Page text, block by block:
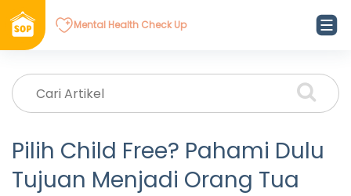
Mental Health Check Up
Pilih Child Free? Pahami Dulu
Tujuan Menjadi Orang Tua